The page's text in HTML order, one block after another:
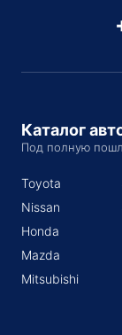
Каталог
Под полную
Toyota
Nissan
Honda
Mazda
Mitsubishi